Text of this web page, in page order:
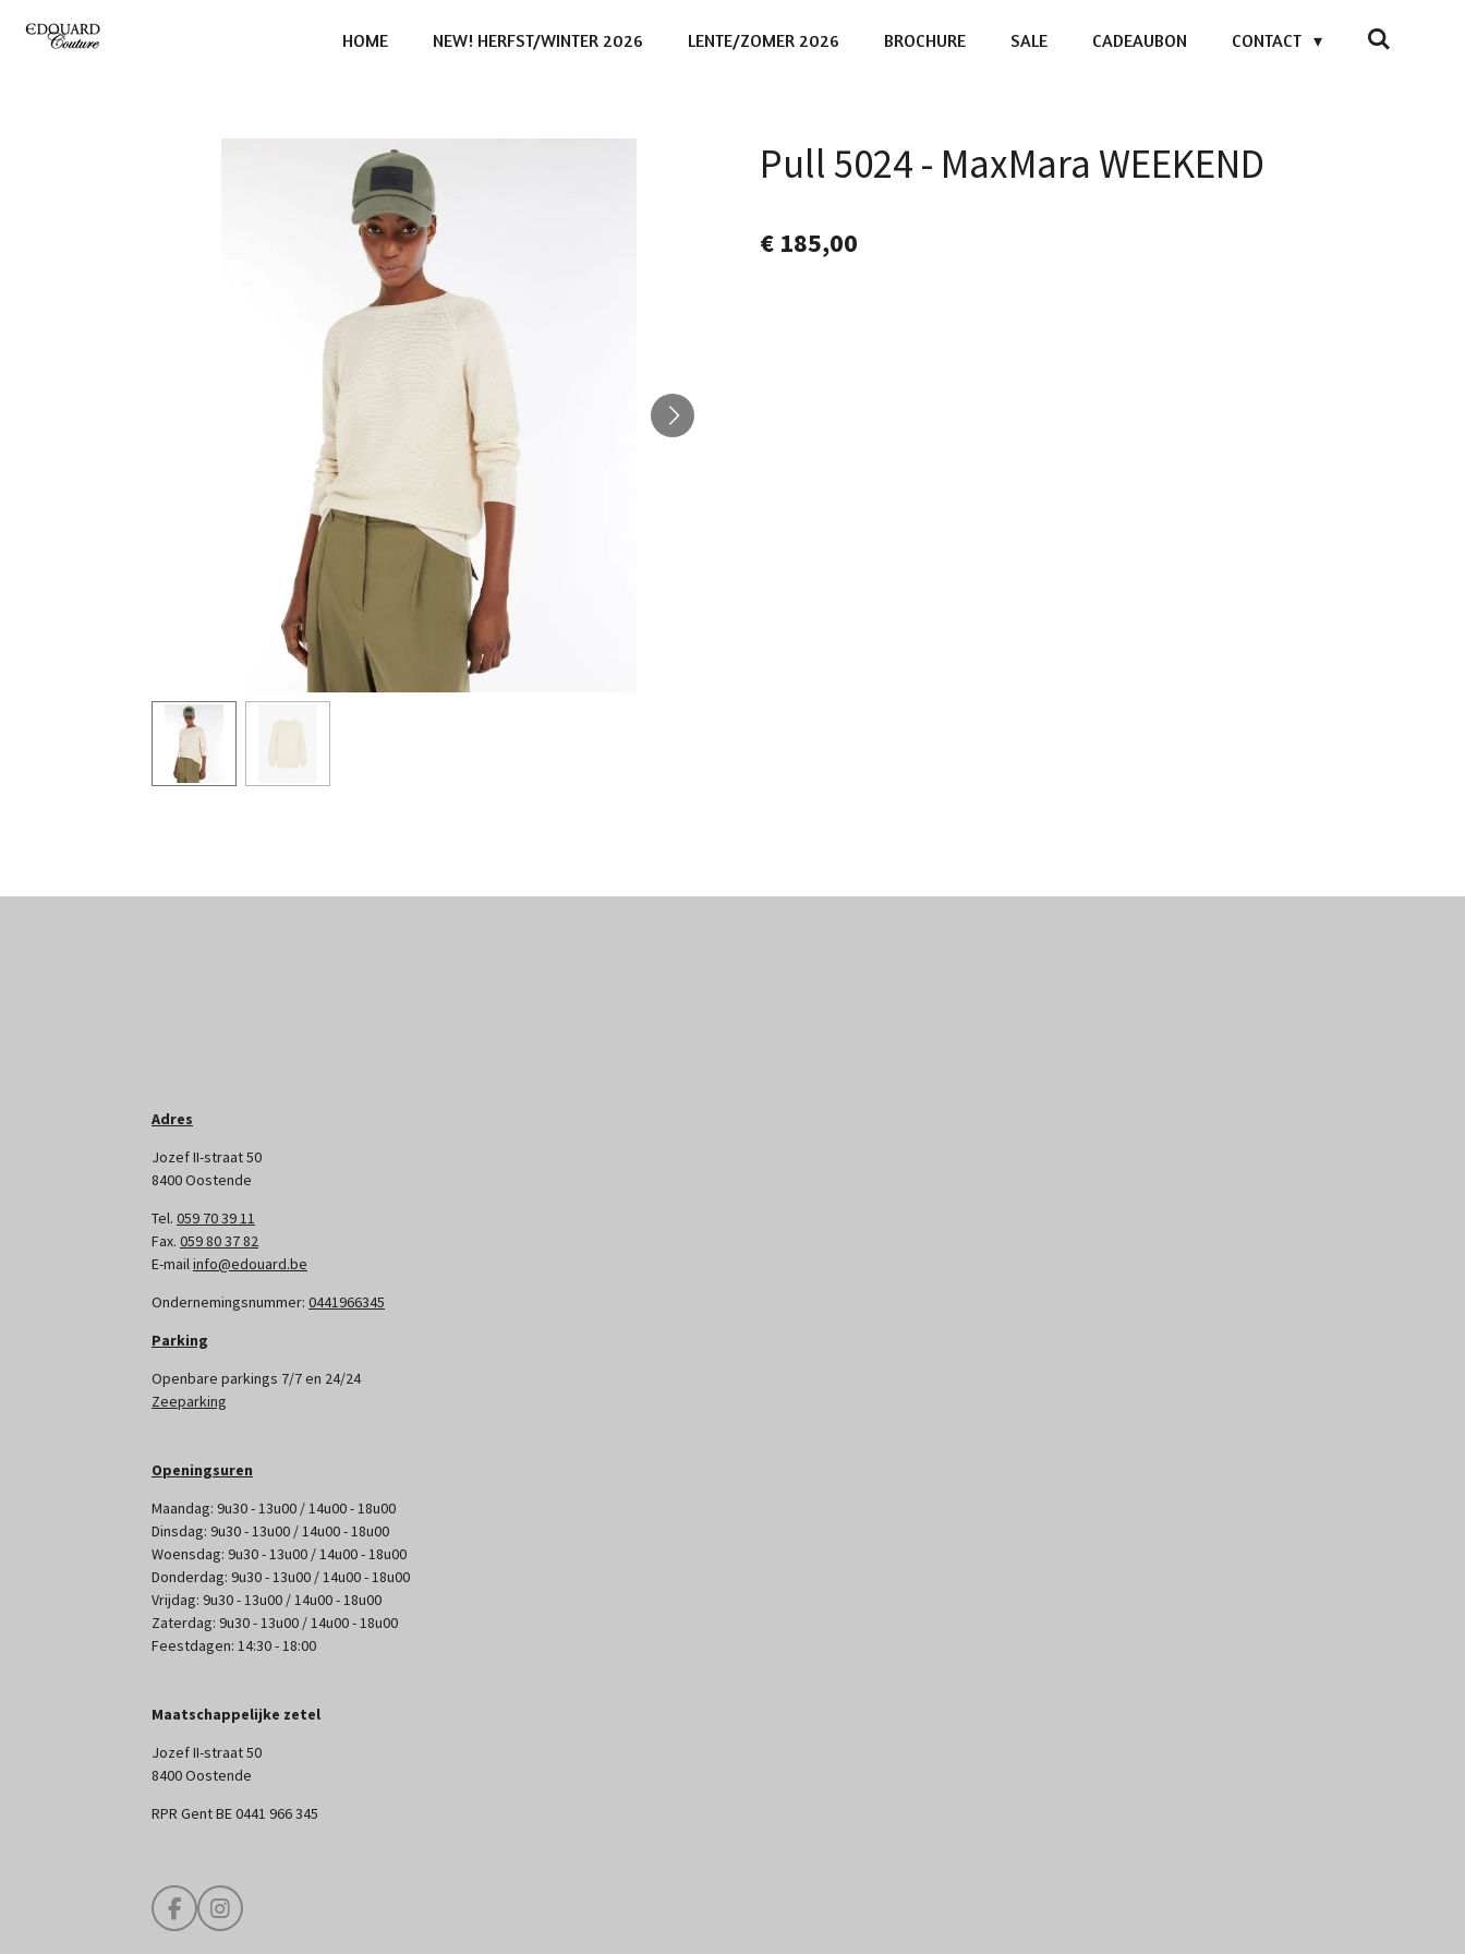
Ga
direct
HOME NEW! HERFST/WINTER 2026 LENTE/ZOMER 2026 BROCHURE SALE CADEAUBON CONTACT
Pull 5024 - MaxMara WEEKEND
€ 185,00
Adres
Jozef II-straat 50
8400 Oostende
Tel. 059 70 39 11
Fax. 059 80 37 82
E-mailinfo@edouard.be
Ondernemingsnummer: 0441966345
Parking
Openbare parkings 7/7 en 24/24
Zeeparking
Openingsuren
Maandag: 9u30 - 13u00 / 14u00 - 18u00
Dinsdag: 9u30 - 13u00 / 14u00 - 18u00
Woensdag: 9u30 - 13u00 / 14u00 - 18u00
Donderdag: 9u30 - 13u00 / 14u00 - 18u00
Vrijdag: 9u30 - 13u00 / 14u00 - 18u00
Zaterdag: 9u30 - 13u00 / 14u00 - 18u00
Feestdagen: 14:30 - 18:00
Maatschappelijke zetel
Jozef II-straat 50
8400 Oostende
RPR Gent BE 0441 966 345
F
a
I
n